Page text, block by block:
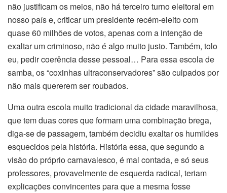
não justificam os meios, não há terceiro turno eleitoral em
nosso país e, criticar um presidente recém-eleito com
quase 60 milhões de votos, apenas com a intenção de
exaltar um criminoso, não é algo muito justo. Também, tolo
eu, pedir coerência desse pessoal… Para essa escola de
samba, os “coxinhas ultraconservadores” são culpados por
não mais quererem ser roubados.
Uma outra escola muito tradicional da cidade maravilhosa,
que tem duas cores que formam uma combinação brega,
diga-se de passagem, também decidiu exaltar os humildes
esquecidos pela história. História essa, que segundo a
visão do próprio carnavalesco, é mal contada, e só seus
professores, provavelmente de esquerda radical, teriam
explicações convincentes para que a mesma fosse